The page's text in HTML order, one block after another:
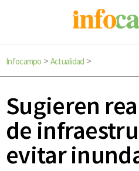
Infocampo > Actualidad >
Sugieren
de
evitar